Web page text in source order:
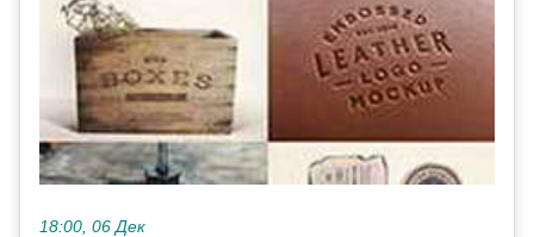
18:00, 06 Дек